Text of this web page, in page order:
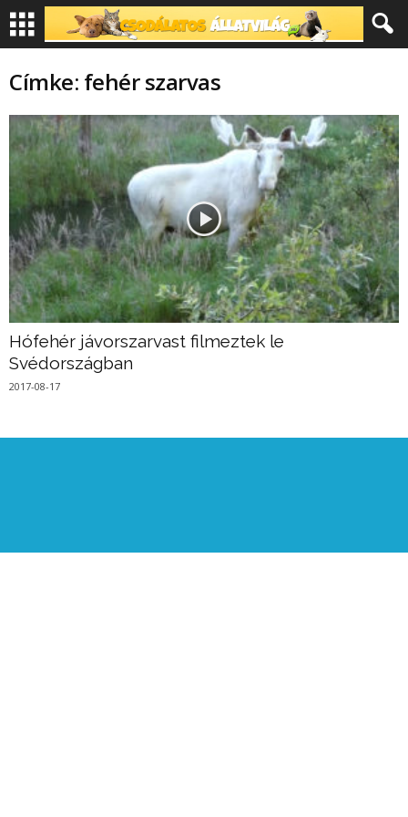
Címke: fehér szarvas
Hófehér jávorszarvast filmeztek le
Svédországban
2017-08-17